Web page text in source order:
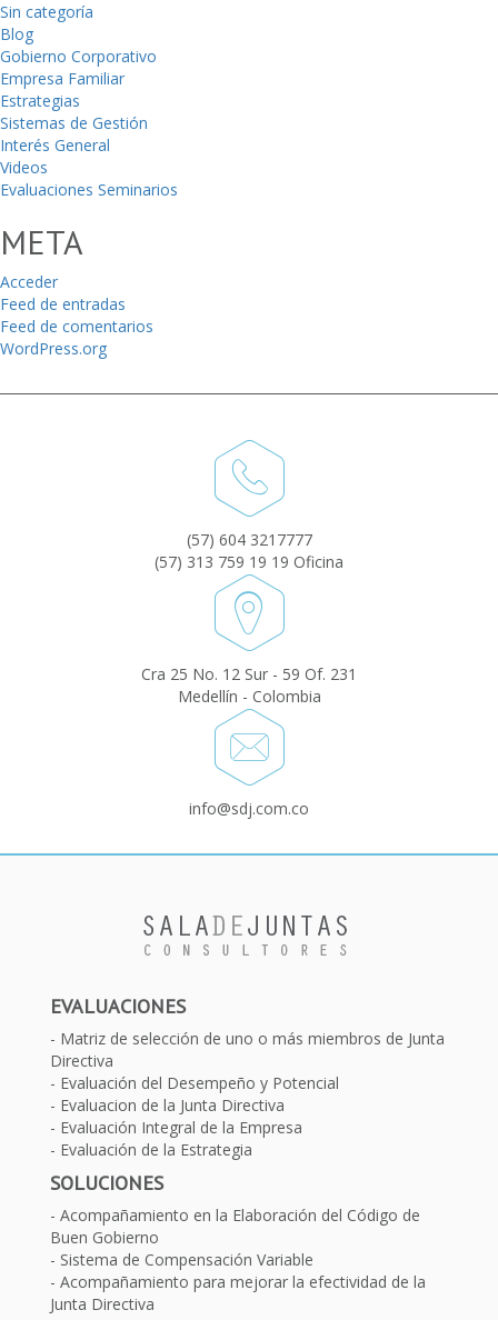
Sin categoría
Blog
Gobierno Corporativo
Empresa Familiar
Estrategias
Sistemas de Gestión
Interés General
Videos
Evaluaciones Seminarios
META
Acceder
Feed de entradas
Feed de comentarios
WordPress.org
(57) 604 3217777
(57) 313 759 19 19 Oficina
Cra 25 No. 12 Sur - 59 Of. 231
Medellín - Colombia
info@sdj.com.co
EVALUACIONES
Matriz de selección de uno o más miembros de Junta
Directiva
Evaluación del Desempeño y Potencial
Evaluacion de la Junta Directiva
Evaluación Integral de la Empresa
Evaluación de la Estrategia
SOLUCIONES
Acompañamiento en la Elaboración del Código de
Buen Gobierno
Sistema de Compensación Variable
Acompañamiento para mejorar la efectividad de la
Junta Directiva